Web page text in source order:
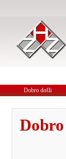
Dobro došli